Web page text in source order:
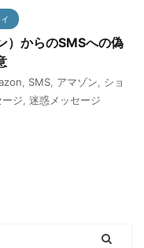
）からのSMSへの偽
SMS アマゾン
ショ
ジ 迷惑メッセージ